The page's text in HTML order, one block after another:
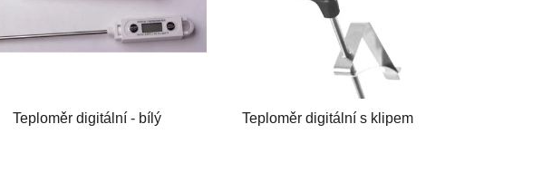
Teploměr digitální - bílý Teploměr digitální s klipem